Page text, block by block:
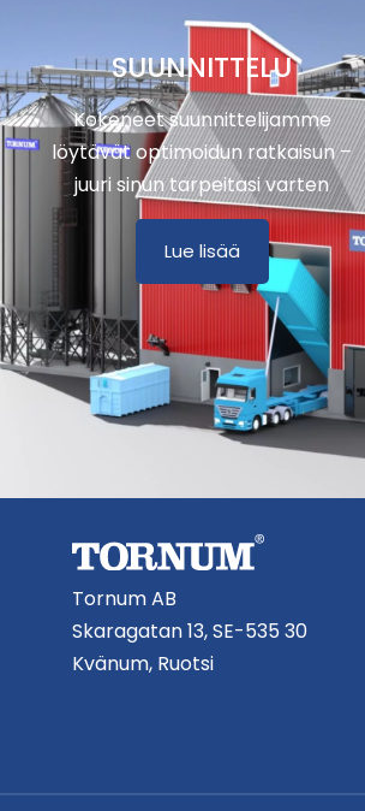
SUUNNITTELU
Kokeneet suunnittelijamme
löytävät optimoidun ratkaisun –
juuri sinun tarpeitasi varten
Lue lisää
Tornum AB
Skaragatan 13, SE-535 30
Kvänum, Ruotsi